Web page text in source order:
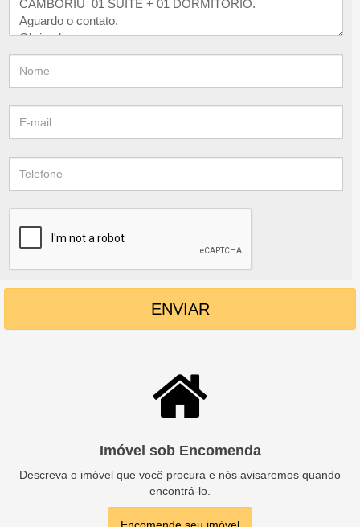
ENVIAR
Imóvel sob Encomenda
Descreva o imóvel que você procura e nós avisaremos quando
encontrá-lo.